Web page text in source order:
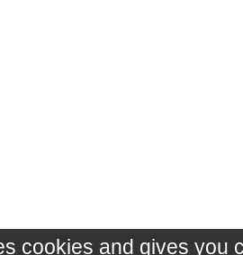
cookies and gives you